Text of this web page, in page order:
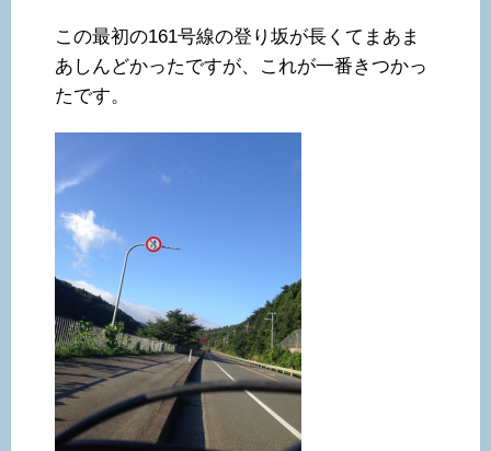
この最初の161号線の登り坂が長くてまあま
あしんどかったですが、これが一番きつかっ
たです。